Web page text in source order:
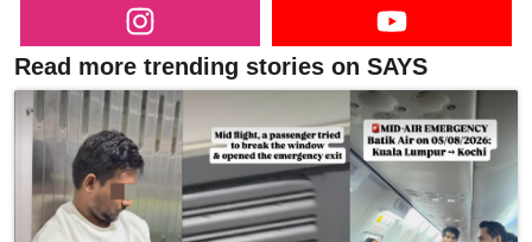
Read more trending stories on SAYS